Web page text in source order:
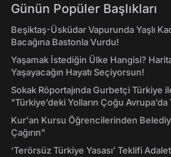
Günün Popüler Başlıkları
Beşiktaş-Üsküdar Vapurunda Yaşlı
Bacağına Bastonla Vurdu!
Yaşamak İstediğin Ülke Hangisi?
Yaşayacağın Hayatı Seçiyorsun!
Sokak Röportajında Gurbetçi Türkiye
"Türkiye’deki Yolların Çoğu Avrupa’da
Kur'an Kursu Öğrencilerinden
Çağırın"
‘Terörsüz Türkiye Yasası’ Teklifi